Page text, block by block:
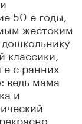
50-е годы,
жестоким
с ранних
ведь мама
и